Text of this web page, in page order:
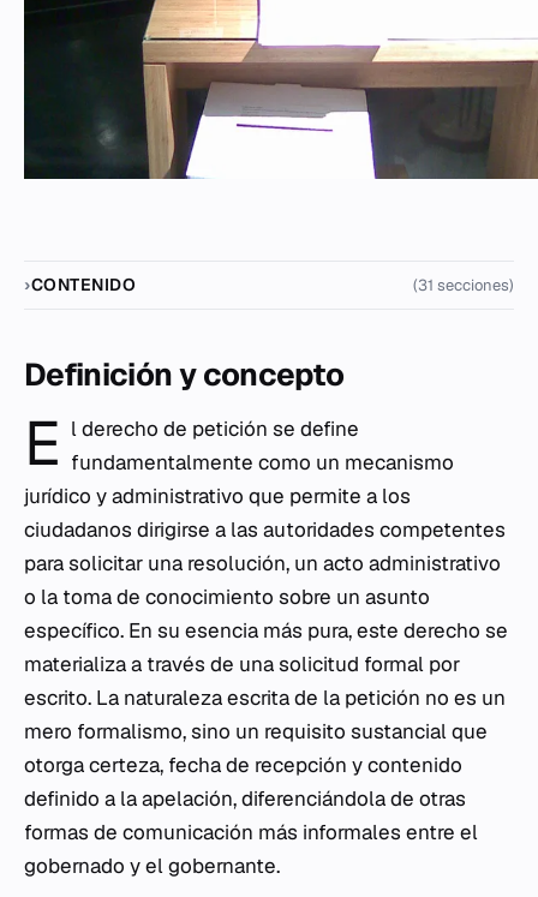
CONTENIDO (31 secciones)
Definición y concepto
E l derecho de petición se define
fundamentalmente como un mecanismo
jurídico y administrativo que permite a los
ciudadanos dirigirse a las autoridades competentes
para solicitar una resolución, un acto administrativo
o la toma de conocimiento sobre un asunto
específico. En su esencia más pura, este derecho se
materializa a través de una solicitud formal por
escrito. La naturaleza escrita de la petición no es un
mero formalismo, sino un requisito sustancial que
otorga certeza, fecha de recepción y contenido
definido a la apelación, diferenciándola de otras
formas de comunicación más informales entre el
gobernado y el gobernante.